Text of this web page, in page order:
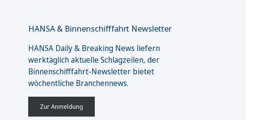
HANSA & Binnenschifffahrt Newsletter
HANSA Daily & Breaking News liefern
werktäglich aktuelle Schlagzeilen, der
Binnenschifffahrt-Newsletter bietet
wöchentliche Branchennews.
Zur Anmeldung